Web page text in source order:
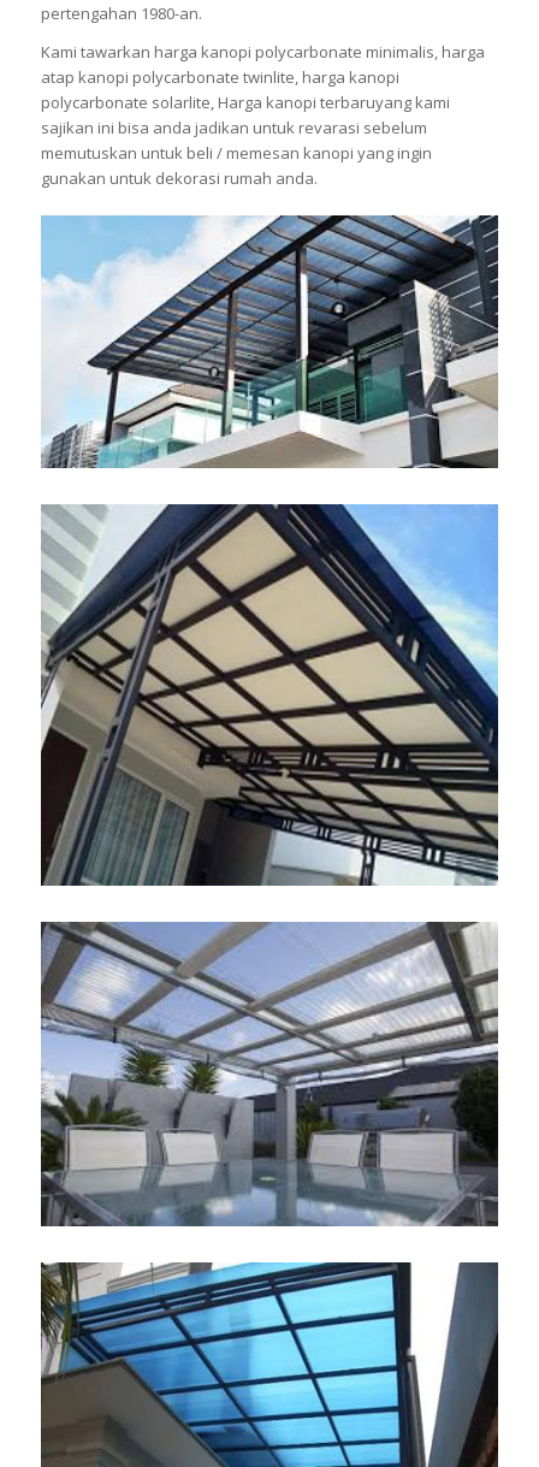
pertengahan 1980-an.
Kami tawarkan harga kanopi polycarbonate minimalis, harga
atap kanopi polycarbonate twinlite, harga kanopi
polycarbonate solarlite, Harga kanopi terbaruyang kami
sajikan ini bisa anda jadikan untuk revarasi sebelum
memutuskan untuk beli / memesan kanopi yang ingin
gunakan untuk dekorasi rumah anda.